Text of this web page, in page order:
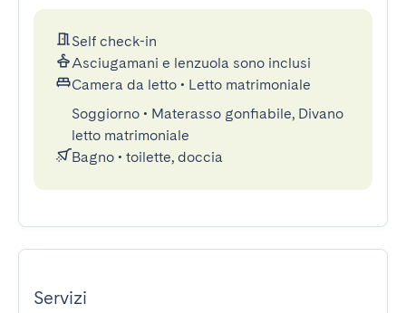
Self check-in
Asciugamani e lenzuola sono inclusi
Camera da letto • Letto matrimoniale
Soggiorno • Materasso gonfiabile, Divano
letto matrimoniale
Bagno • toilette, doccia
Servizi